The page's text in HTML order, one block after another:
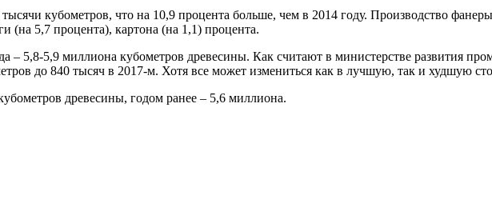
тысячи кубометров, что на 10,9 процента больше, чем в 2014 году. Производство
(на 5,7 процента), картона (на 1,1) процента.
– 5,8-5,9 миллиона кубометров древесины. Как считают в министерстве развития
до 840 тысяч в 2017-м. Хотя все может измениться как в лучшую, так и худшую
древесины, годом ранее – 5,6 миллиона.